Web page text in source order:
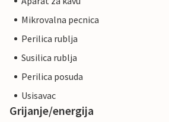
Mikrovalna pecnica
Perilica rublja
Susilica rublja
Perilica posuda
Usisavac
Grijanje/energija